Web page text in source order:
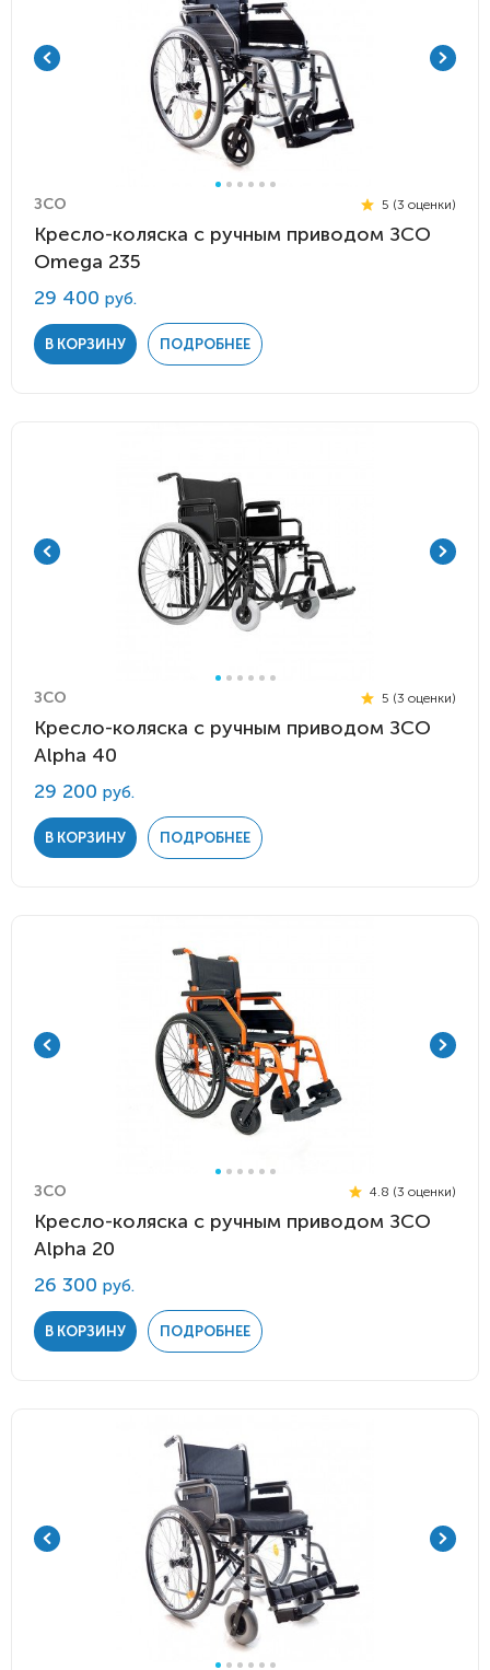
ЗСО 5 (3 оценки)
Кресло-коляска с ручным приводом ЗСО
Omega 235
29 400 руб.
В КОРЗИНУ ПОДРОБНЕЕ
ЗСО 5 (3 оценки)
Кресло-коляска с ручным приводом ЗСО
Alpha 40
29 200 руб.
В КОРЗИНУ ПОДРОБНЕЕ
ЗСО 4.8 (3 оценки)
Кресло-коляска с ручным приводом ЗСО
Alpha 20
26 300 руб.
В КОРЗИНУ ПОДРОБНЕЕ